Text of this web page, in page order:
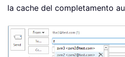
la cache del completamento